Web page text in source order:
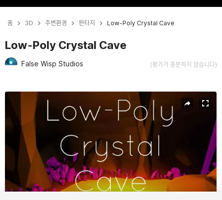
홈 3D 주변환경 판타지 Low-Poly Crystal Cave
Low-Poly Crystal Cave
False Wisp Studios (평가가 충분하지 않습니다)
현재 슬라이드: 1 / 10